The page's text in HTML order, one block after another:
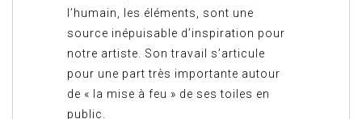
l’humain, les éléments, sont une
source inépuisable d’inspiration pour
notre artiste. Son travail s’articule
pour une part très importante autour
de « la mise à feu » de ses toiles en
public.